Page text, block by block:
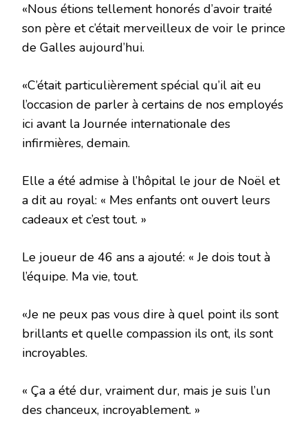
«Nous étions tellement honorés d’avoir traité
son père et c’était merveilleux de voir le prince
de Galles aujourd’hui.
«C’était particulièrement spécial qu’il ait eu
l’occasion de parler à certains de nos employés
ici avant la Journée internationale des
infirmières, demain.
Elle a été admise à l’hôpital le jour de Noël et
a dit au royal: « Mes enfants ont ouvert leurs
cadeaux et c’est tout. »
Le joueur de 46 ans a ajouté: « Je dois tout à
l’équipe. Ma vie, tout.
«Je ne peux pas vous dire à quel point ils sont
brillants et quelle compassion ils ont, ils sont
incroyables.
« Ça a été dur, vraiment dur, mais je suis l’un
des chanceux, incroyablement. »